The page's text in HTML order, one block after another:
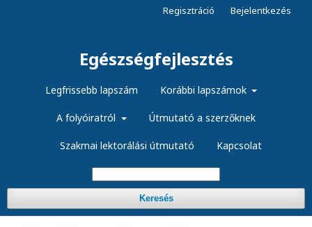
Egészségfejlesztés
Legfrissebb lapszám Korábbi lapszámok
A folyóiratról Útmutató a szerzőknek
Szakmai lektorálási útmutató Kapcsolat
Keresés
Regisztráció Bejelentkezés